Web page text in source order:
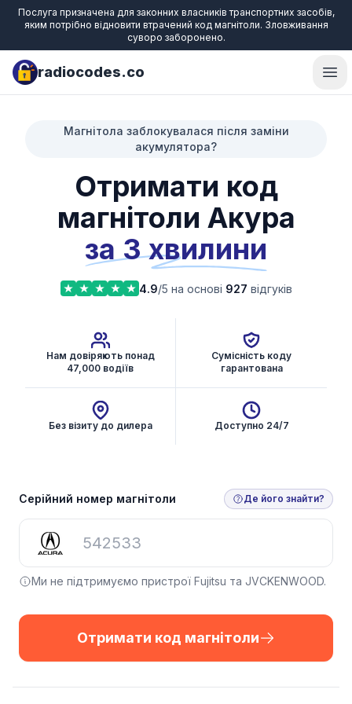
Послуга призначена для законних власників транспортних засобів,
яким потрібно відновити втрачений код магнітоли. Зловживання
суворо заборонено.
radiocodes.co
Магнітола заблокувалася після заміни
акумулятора?
Отримати код
магнітоли Акура
за 3 хвилини
4.9/5 на основі 927 відгуків
Нам довіряють понад
47,000 водіїв
Сумісність коду
гарантована
Без візиту до дилера Доступно 24/7
Отримати код магнітоли
Серійний номер магнітоли Де його знайти?
Ми не підтримуємо пристрої Fujitsu та JVCKENWOOD.
Отримати код магнітоли